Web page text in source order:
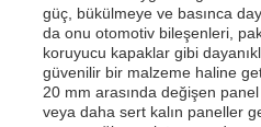
güç, bükülmeye ve basınca
da onu otomotiv bileşenleri,
koruyucu kapaklar gibi
güvenilir bir malzeme haline
20 mm arasında değişen
veya daha sert kalın paneller